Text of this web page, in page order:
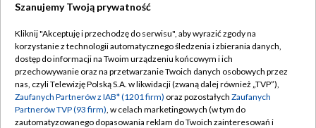
TVP
Abonament TVP
Emisja w TVP
Centrum informacji TVP
Regulamin TVP
Polityka prywatności
Moje zgody
Szanujemy Twoją prywatność
Kliknij "Akceptuję i przechodzę do serwisu", aby wyrazić zgody na
korzystanie z technologii automatycznego śledzenia i zbierania danych,
dostęp do informacji na Twoim urządzeniu końcowym i ich
przechowywanie oraz na przetwarzanie Twoich danych osobowych przez
nas, czyli Telewizję Polską S.A. w likwidacji (zwaną dalej również „TVP”),
Zaufanych Partnerów z IAB* (1201 firm) oraz pozostałych Zaufanych
Partnerów TVP (93 firm), w celach marketingowych (w tym do
zautomatyzowanego dopasowania reklam do Twoich zainteresowań i